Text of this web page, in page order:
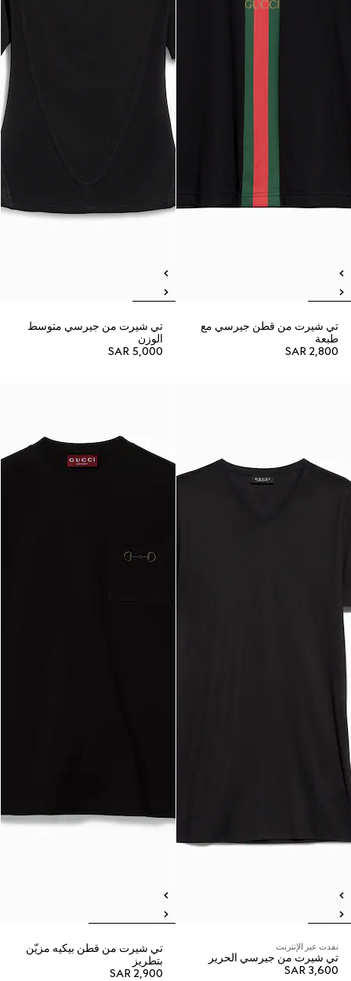
تي شيرت من قطن جيرسي مع
طبعة
SAR 2,800
تي شيرت من جيرسي متوسط
الوزن
SAR 5,000
نفدت عبر الإنترنت
تي شيرت من جيرسي الحرير
SAR 3,600
تي شيرت من قطن بيكيه مزيّن
بتطريز
SAR 2,900